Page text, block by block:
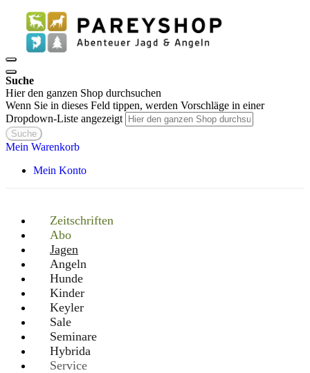
Suche
Hier den ganzen Shop durchsuchen
Wenn Sie in dieses Feld tippen, werden Vorschläge in einer
Dropdown-Liste angezeigt
Suche
Mein Warenkorb
Mein Konto
Zeitschriften
Abo
Jagen
Angeln
Hunde
Kinder
Keyler
Sale
Seminare
Hybrida
Service